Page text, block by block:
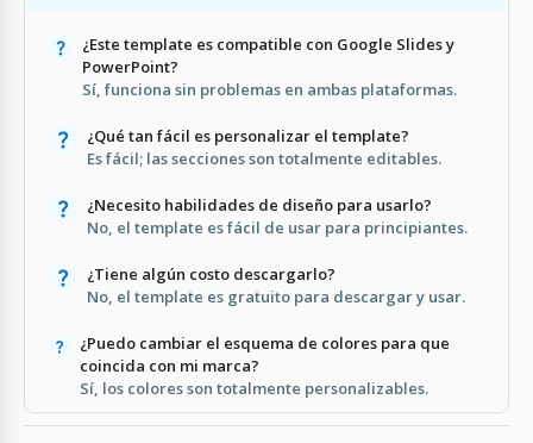
¿Este template es compatible con Google Slides y
PowerPoint?
Sí, funciona sin problemas en ambas plataformas.
¿Qué tan fácil es personalizar el template?
Es fácil; las secciones son totalmente editables.
¿Necesito habilidades de diseño para usarlo?
No, el template es fácil de usar para principiantes.
¿Tiene algún costo descargarlo?
No, el template es gratuito para descargar y usar.
¿Puedo cambiar el esquema de colores para que
coincida con mi marca?
Sí, los colores son totalmente personalizables.